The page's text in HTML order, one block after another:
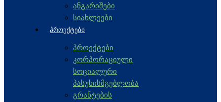
ანგარიშები
სიახლეები
ᲞᲠᲝᲔᲥᲢᲔᲑᲘ
პროექტები
კორპორაციული
სოციალური
პასუხისმგებლობა
გრანტების